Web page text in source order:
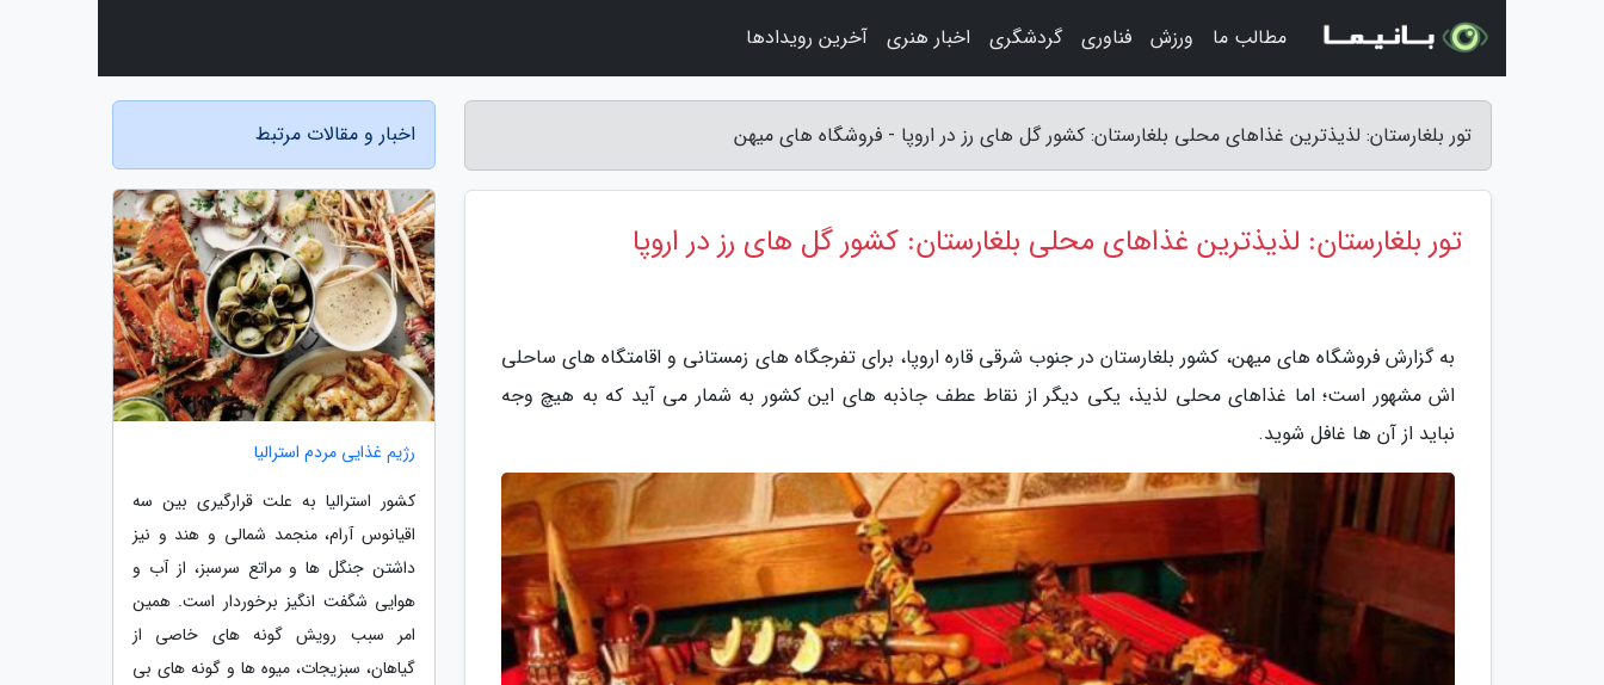
تور بلغارستان: لذیذترین غذاهای محلی بلغارستان: کشور گل های رز در اروپا - فروشگاه های میهن
تور بلغارستان: لذیذترین غذاهای محلی بلغارستان: کشور گل های رز در اروپا
به گزارش فروشگاه های میهن، کشور بلغارستان در جنوب شرقی قاره اروپا، برای تفرجگاه های زمستانی و اقامتگاه های ساحلی
اش مشهور است؛ اما غذاهای محلی لذیذ، یکی دیگر از نقاط عطف جاذبه های این کشور به شمار می آید که به هیچ وجه
نباید از آن ها غافل شوید.
اخبار و مقالات مرتبط
رژیم غذایی مردم استرالیا
کشور استرالیا به علت قرارگیری بین سه
اقیانوس آرام، منجمد شمالی و هند و نیز
داشتن جنگل ها و مراتع سرسبز، از آب و
هوایی شگفت انگیز برخوردار است. همین
امر سبب رویش گونه های خاصی از
گیاهان، سبزیجات، میوه ها و گونه های بی
مطالب ما ورزش فناوری گردشگری اخبار هنری آخرین رویدادها